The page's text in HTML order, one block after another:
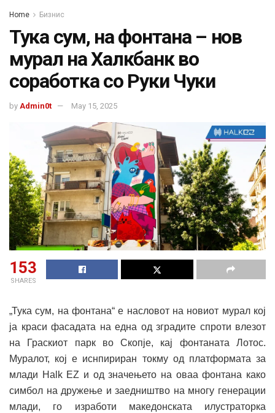
Home Бизнис
Тука сум, на фонтана – нов
мурал на Халкбанк во
соработка со Руки Чуки
by Admin0t May 15, 2025
153
SHARES
„Тука сум, на фонтана“ е насловот на новиот мурал кој
ја краси фасадата на една од зградите спроти влезот
на Граскиот парк во Скопје, кај фонтаната Лотос.
Муралот, кој е иснпириран токму од платформата за
млади Halk EZ и од значењето на оваа фонтана како
симбол на дружење и заедништво на многу генерации
млади, го изработи македонската илустраторка